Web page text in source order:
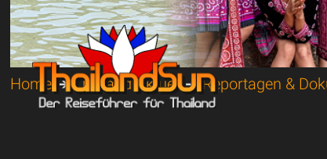
Home➔Thailand Aktuell➔Reportagen &